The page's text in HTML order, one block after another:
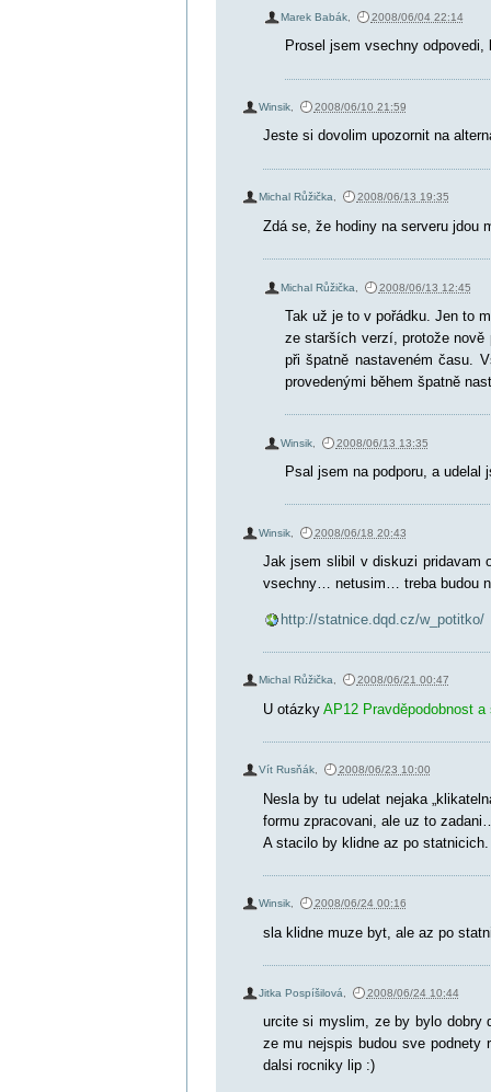
Marek Babák, 2008/06/04 22:14
Prosel jsem vsechny
Winsik, 2008/06/10 21:59
Jeste si dovolim upozornit na
Michal Růžička 2008/06/13 19:35
Zdá se, že hodiny na serveru jdou
Michal Růžička 2008/06/13 12:45
Tak už je to v pořádku. Jen to
ze starších verzí, protože nově
při špatně nastaveném času.
provedenými během špatně
Winsik, 2008/06/13 13:35
Psal jsem na podporu, a udelal
Winsik, 2008/06/18 20:43
Jak jsem slibil v diskuzi pridavam
vsechny… netusim… treba budou
http://statnice.dqd.cz/w_potitko/
Michal Růžička, 2008/06/21 00:47
U otázky AP12 Pravděpodobnost
Vít Rusňák, 2008/06/23 10:00
Nesla by tu udelat nejaka
formu zpracovani, ale uz to
A stacilo by klidne az po
Winsik, 2008/06/24 00:16
sla klidne muze byt, ale az po
Jitka Pospíšilová 2008/06/24 10:44
urcite si myslim, ze by bylo dobry
ze mu nejspis budou sve
dalsi rocniky lip :)